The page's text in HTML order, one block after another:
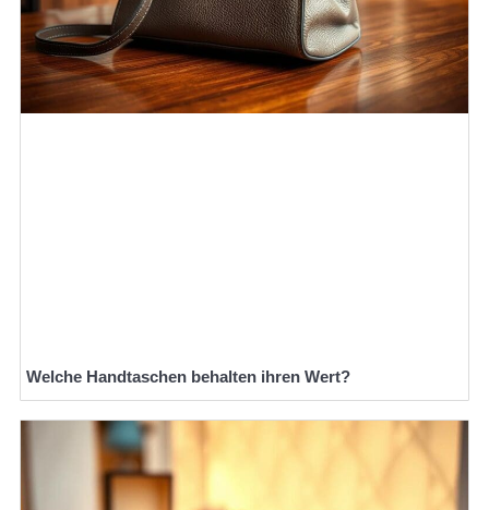
Welche Handtaschen behalten ihren Wert?